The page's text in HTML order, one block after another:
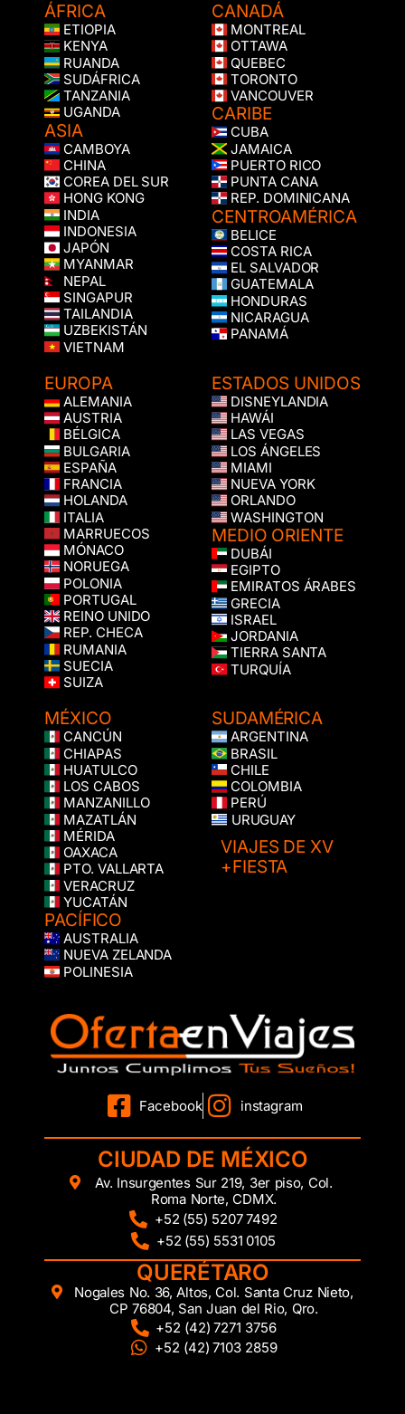
ÁFRICA
ETIOPIA
KENYA
RUANDA
SUDÁFRICA
TANZANIA
UGANDA
ASIA
CAMBOYA
CHINA
COREA DEL SUR
HONG KONG
INDIA
INDONESIA
JAPÓN
MYANMAR
NEPAL
SINGAPUR
TAILANDIA
UZBEKISTÁN
VIETNAM
CANADÁ
MONTREAL
OTTAWA
QUEBEC
TORONTO
VANCOUVER
CARIBE
CUBA
JAMAICA
PUERTO RICO
PUNTA CANA
REP. DOMINICANA
CENTROAMÉRICA
BELICE
COSTA RICA
EL SALVADOR
GUATEMALA
HONDURAS
NICARAGUA
PANAMÁ
EUROPA
ALEMANIA
AUSTRIA
BÉLGICA
BULGARIA
ESPAÑA
FRANCIA
HOLANDA
ITALIA
MARRUECOS
MÓNACO
NORUEGA
POLONIA
PORTUGAL
REINO UNIDO
REP. CHECA
RUMANIA
SUECIA
SUIZA
ESTADOS UNIDOS
DISNEYLANDIA
HAWÁI
LAS VEGAS
LOS ÁNGELES
MIAMI
NUEVA YORK
ORLANDO
WASHINGTON
MEDIO ORIENTE
DUBÁI
EGIPTO
EMIRATOS ÁRABES
GRECIA
ISRAEL
JORDANIA
TIERRA SANTA
TURQUÍA
MÉXICO
CANCÚN
CHIAPAS
HUATULCO
LOS CABOS
MANZANILLO
MAZATLÁN
MÉRIDA
OAXACA
PTO. VALLARTA
VERACRUZ
YUCATÁN
PACÍFICO
AUSTRALIA
NUEVA ZELANDA
POLINESIA
SUDAMÉRICA
ARGENTINA
BRASIL
CHILE
COLOMBIA
PERÚ
URUGUAY
VIAJES DE XV
+FIESTA
Facebook instagram
CIUDAD DE MÉXICO
Av. Insurgentes Sur 219, 3er piso, Col.
Roma Norte, CDMX.
+52 (55) 5207 7492
+52 (55) 5531 0105
QUERÉTARO
Nogales No. 36, Altos, Col. Santa Cruz Nieto,
CP 76804, San Juan del Rio, Qro.
+52 (42) 7271 3756
+52 (42) 7103 2859